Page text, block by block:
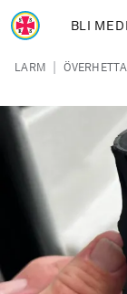
Hoppa till
BLI
Länkstig
LARM |